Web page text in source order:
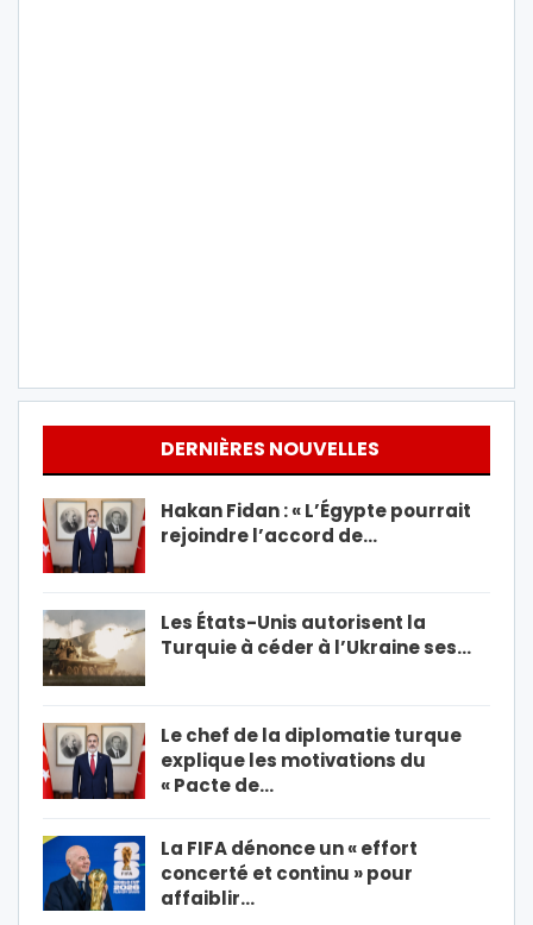
DERNIÈRES NOUVELLES
Hakan Fidan : « L’Égypte pourrait
rejoindre l’accord de…
Les États-Unis autorisent la
Turquie à céder à l’Ukraine ses…
Le chef de la diplomatie turque
explique les motivations du
« Pacte de…
La FIFA dénonce un « effort
concerté et continu » pour
affaiblir…